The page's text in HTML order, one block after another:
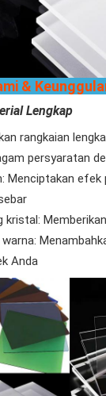
&
Lengkap
rangkaian
persyaratan
Menciptakan efek
kristal:
Anda